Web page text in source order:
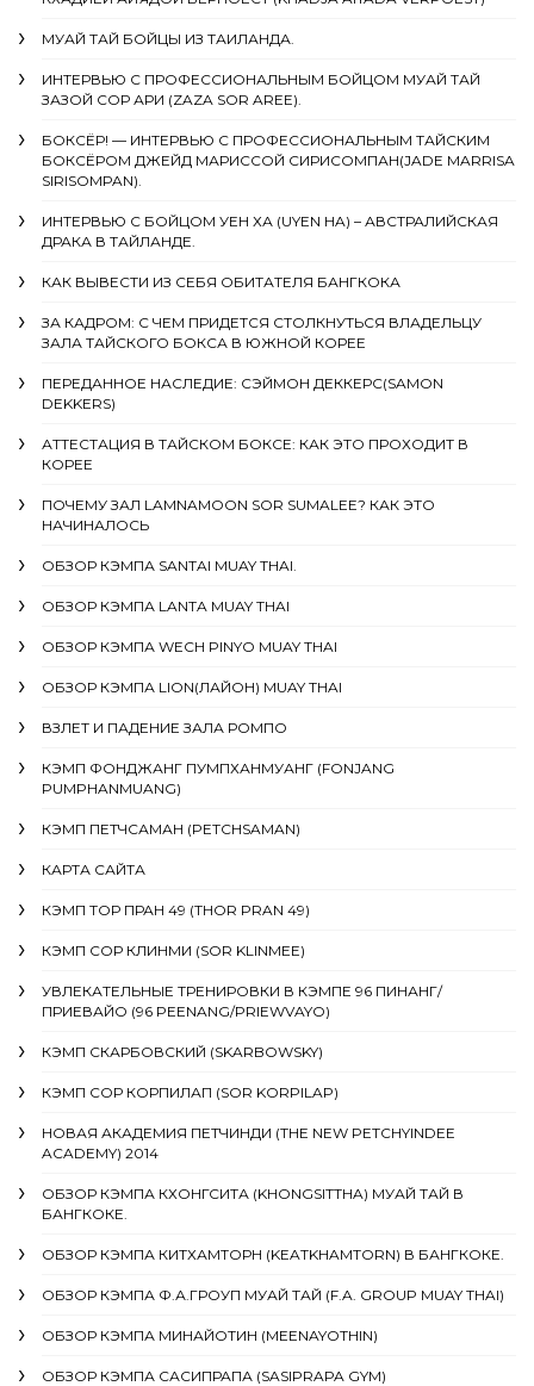
МУАЙ ТАЙ БОЙЦЫ ИЗ ТАИЛАНДА.
ИНТЕРВЬЮ С ПРОФЕССИОНАЛЬНЫМ БОЙЦОМ МУАЙ ТАЙ
ЗАЗОЙ СОР АРИ (ZAZA SOR AREE).
БОКСЁР! — ИНТЕРВЬЮ С ПРОФЕССИОНАЛЬНЫМ ТАЙСКИМ
БОКСЁРОМ ДЖЕЙД МАРИССОЙ СИРИСОМПАН(JADE MARRISA
SIRISOMPAN).
ИНТЕРВЬЮ С БОЙЦОМ УЕН ХА (UYEN HA) – АВСТРАЛИЙСКАЯ
ДРАКА В ТАЙЛАНДЕ.
КАК ВЫВЕСТИ ИЗ СЕБЯ ОБИТАТЕЛЯ БАНГКОКА
ЗА КАДРОМ: С ЧЕМ ПРИДЕТСЯ СТОЛКНУТЬСЯ ВЛАДЕЛЬЦУ
ЗАЛА ТАЙСКОГО БОКСА В ЮЖНОЙ КОРЕЕ
ПЕРЕДАННОЕ НАСЛЕДИЕ: СЭЙМОН ДЕККЕРС(SAMON
DEKKERS)
АТТЕСТАЦИЯ В ТАЙСКОМ БОКСЕ: КАК ЭТО ПРОХОДИТ В
КОРЕЕ
ПОЧЕМУ ЗАЛ LAMNAMOON SOR SUMALEE? КАК ЭТО
НАЧИНАЛОСЬ
ОБЗОР КЭМПА SANTAI MUAY THAI.
ОБЗОР КЭМПА LANTA MUAY THAI
ОБЗОР КЭМПА WECH PINYO MUAY THAI
ОБЗОР КЭМПА LION(ЛАЙОН) MUAY THAI
ВЗЛЕТ И ПАДЕНИЕ ЗАЛА РОМПО
КЭМП ФОНДЖАНГ ПУМПХАНМУАНГ (FONJANG
PUMPHANMUANG)
КЭМП ПЕТЧСАМАН (PETCHSAMAN)
КАРТА САЙТА
КЭМП ТОР ПРАН 49 (THOR PRAN 49)
КЭМП СОР КЛИНМИ (SOR KLINMEE)
УВЛЕКАТЕЛЬНЫЕ ТРЕНИРОВКИ В КЭМПЕ 96 ПИНАНГ/
ПРИЕВАЙО (96 PEENANG/PRIEWVAYO)
КЭМП СКАРБОВСКИЙ (SKARBOWSKY)
КЭМП СОР КОРПИЛАП (SOR KORPILAP)
НОВАЯ АКАДЕМИЯ ПЕТЧИНДИ (THE NEW PETCHYINDEE
ACADEMY) 2014
ОБЗОР КЭМПА КХОНГСИТА (KHONGSITTHA) МУАЙ ТАЙ В
БАНГКОКЕ.
ОБЗОР КЭМПА КИТХАМТОРН (KEATKHAMTORN) В БАНГКОКЕ.
ОБЗОР КЭМПА Ф.А.ГРОУП МУАЙ ТАЙ (F.A. GROUP MUAY THAI)
ОБЗОР КЭМПА МИНАЙОТИН (MEENAYOTHIN)
ОБЗОР КЭМПА САСИПРАПА (SASIPRAPA GYM)